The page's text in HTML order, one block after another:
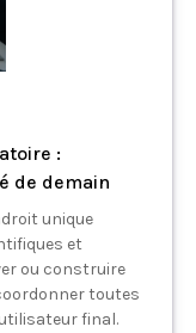
:
de demain
unique
et
ou construire
toutes
final.